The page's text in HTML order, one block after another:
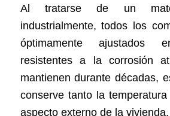
Al tratarse de un
industrialmente, todos los
óptimamente
resistentes a la corrosión
mantienen durante décadas,
conserve tanto la
aspecto externo de la vivienda.